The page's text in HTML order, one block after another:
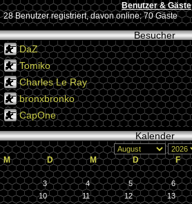
Benutzer & Gäste
28 Benutzer registriert, davon online: 70 Gäste
Besucher
DaZ
Tomiko
Charles Le Ray
bronxbronko
CapOne
Kalender
M D M D F
3
4 5 6
10
11 12 13